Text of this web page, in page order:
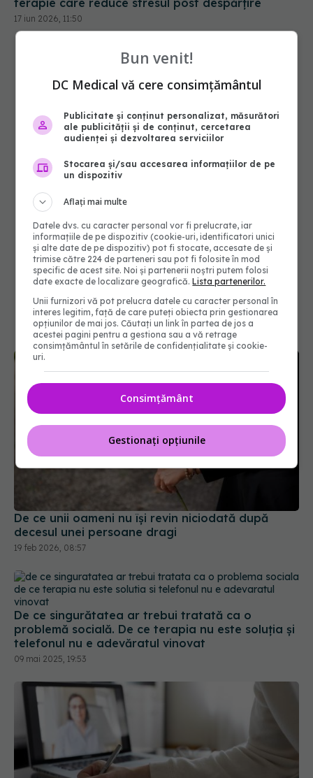
De ce unii oameni nu își revin niciodată după
decesul unei persoane dragi
problemă socială. De ce terapia nu este soluția și
telefonul nu e adevăratul vinovat
09 mai 2025, 19:53
Bun venit!
DC Medical vă cere consimțământul
Publicitate și conținut personalizat, măsurători
ale publicității și de conținut, cercetarea
audienței și dezvoltarea serviciilor
Stocarea și/sau accesarea informațiilor de pe
un dispozitiv
Aflați mai multe
Datele dvs. cu caracter personal vor fi prelucrate, iar
informațiile de pe dispozitiv (cookie-uri, identificatori unici
și alte date de pe dispozitiv) pot fi stocate, accesate de și
trimise către 224 de parteneri sau pot fi folosite în mod
specific de acest site. Noi și partenerii noștri putem folosi
date exacte de localizare geografică.Lista partenerilor.
Unii furnizori vă pot prelucra datele cu caracter personal în
interes legitim, față de care puteți obiecta prin gestionarea
opțiunilor de mai jos. Căutați un link în partea de jos a
acestei pagini pentru a gestiona sau a vă retrage
consimțământul în setările de confidențialitate și cookie-
uri.
Consimțământ
Gestionați opțiunile